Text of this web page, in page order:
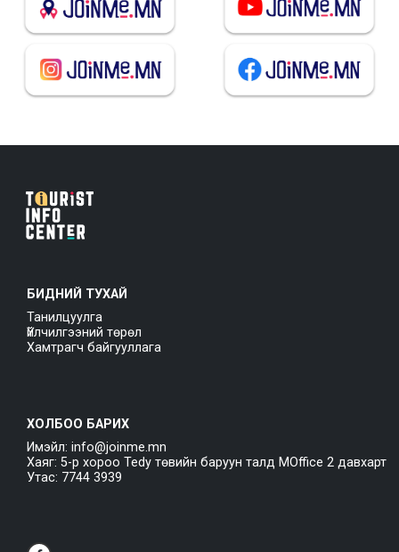
БИДНИЙ ТУХАЙ
Танилцуулга
Үйлчилгээний төрөл
Хамтрагч байгууллага
ХОЛБОО БАРИХ
Имэйл: info@joinme.mn
Хаяг: 5-р хороо Tedy төвийн баруун талд MOffice 2 давхарт
Утас: 7744 3939